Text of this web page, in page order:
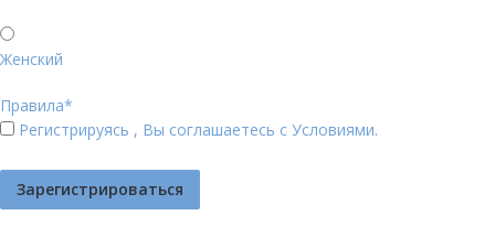
Женский
Правила*
Регистрируясь , Вы соглашаетесь с Условиями.